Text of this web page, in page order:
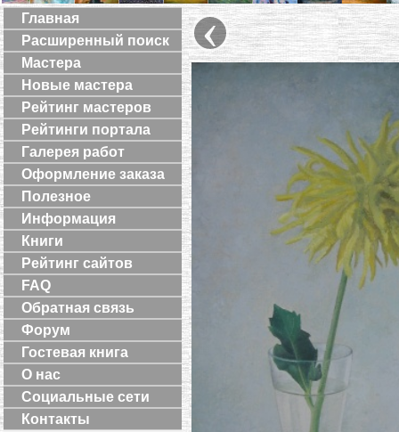
Главная
Расширенный поиск
Мастера
Новые мастера
Рейтинг мастеров
Рейтинги портала
Галерея работ
Оформление заказа
Полезное
Информация
Книги
Рейтинг сайтов
FAQ
Обратная связь
Форум
Гостевая книга
О нас
Социальные сети
Контакты
‹